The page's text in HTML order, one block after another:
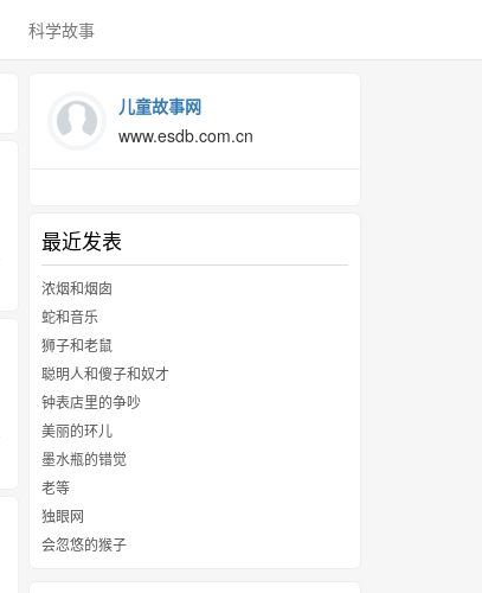
科学故事
儿童故事网
www.esdb.com.cn
最近发表
浓烟和烟囱
蛇和音乐
狮子和老鼠
聪明人和傻子和奴才
钟表店里的争吵
美丽的环儿
墨水瓶的错觉
老等
独眼网
会忽悠的猴子